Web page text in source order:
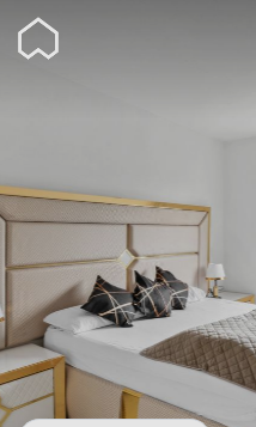
Wunderflats